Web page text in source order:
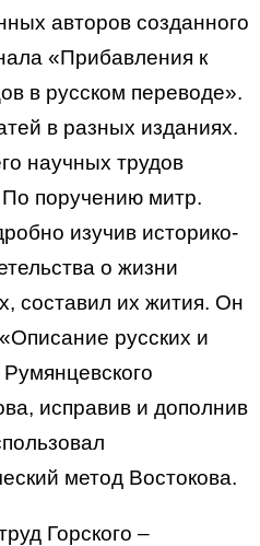
авторов созданного
«Прибавления к
в русском переводе».
в разных изданиях.
научных трудов
По поручению митр.
изучив историко-
о жизни
составил их жития. Он
русских и
исправив и дополнив
метод Востокова.
Горского –